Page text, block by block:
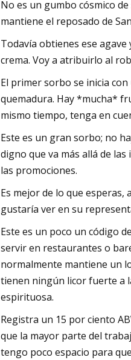
No es un gumbo cósmico
mantiene el reposado de
Todavía obtienes ese
crema. Voy a atribuirlo al
El primer sorbo se inicia
quemadura. Hay *mucha*
mismo tiempo, tenga en
Este es un gran sorbo; no
digno que va más allá de
las promociones.
Es mejor de lo que esperas,
gustaría ver en su
Este es un poco un código
servir en restaurantes o
normalmente mantiene un
tienen ningún licor fuerte a
espirituosa.
Registra un 15 por ciento
que la mayor parte del
tengo poco espacio para